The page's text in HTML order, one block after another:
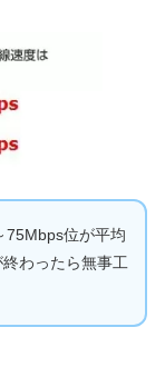
75Mbps位が平均
わったら無事工